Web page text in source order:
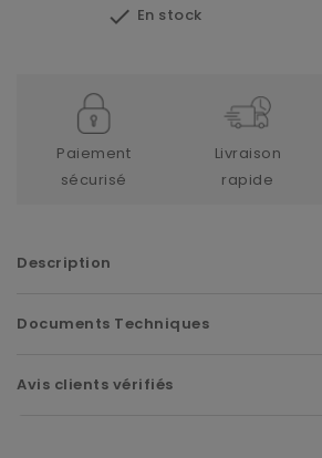
 En stock
Paiement
sécurisé
Livraison
rapide
Description
Documents Techniques
Avis clients vérifiés